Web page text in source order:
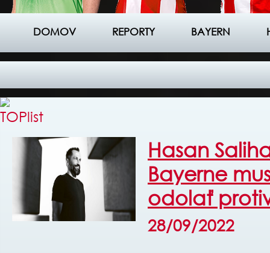
DOMOV REPORTY BAYERN
Hasan
Bayerne
odolať
28/09/2022